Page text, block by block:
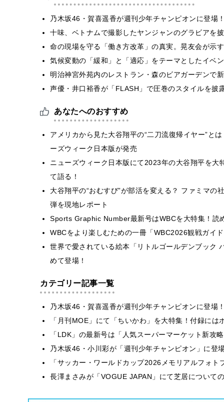
乃木坂46・賀喜遥香が週刊少年チャンピオンに登
十味、ベトナムで撮影したヤンジャンのグラビアを
命の現場を守る「働き方改革」の真実。晃友会が示
気候変動の「緩和」と「適応」をテーマとしたイベ
明治神宮外苑内のレストラン・森のビアガーデンで
声優・井口裕香が「FLASH」で圧巻のスタイルを
あなたへのおすすめ
アメリカから見た大谷翔平の“二刀流復帰イヤー”と
ーズウィーク日本版が発売
ニューズウィーク日本版にて2023年の大谷翔平を
て語る！
大谷翔平の“おむすび”が部活を変える？ ファミマの
弾を現地レポート
Sports Graphic Number最新号はWBCを大特集！読
WBCをより楽しむための一冊「WBC2026観戦ガイ
世界で愛されている絵本「リトルゴールデンブック
めて登場！
カテゴリー記事一覧
乃木坂46・賀喜遥香が週刊少年チャンピオンに登
「月刊MOE」にて「ちいかわ」を大特集！付録に
「LDK」の最新号は「人気スーパーマーケット新
乃木坂46・小川彩が「週刊少年チャンピオン」に
「サッカー・ワールドカップ2026メモリアルフォ
長澤まさみが「VOGUE JAPAN」にて芝居について